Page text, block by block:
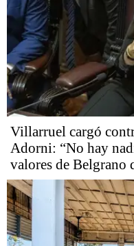
Villarruel cargó
Adorni: “No hay
valores de Belgrano